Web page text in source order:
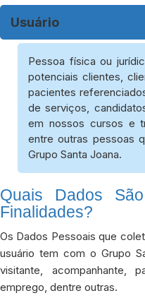
Usuário
Pessoa física ou
potenciais clientes,
pacientes
de serviços,
em nossos cursos e
entre outras pessoas
Grupo Santa Joana.
Quais Dados
Finalidades?
Os Dados Pessoais que
usuário tem com o Grupo
visitante, acompanhante,
emprego, dentre outras.